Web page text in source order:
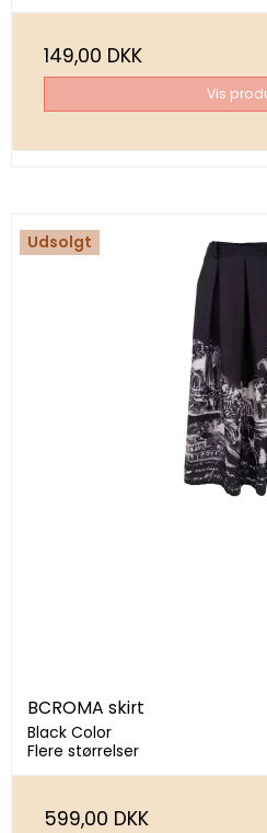
149,00 DKK
Vis
Udsolgt
BCROMA skirt
Black Color
Flere størrelser
599,00 DKK